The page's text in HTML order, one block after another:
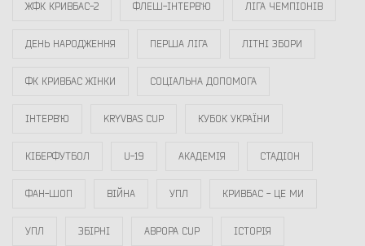
ЖФК КРИВБАС-2 ФЛЕШ-ІНТЕРВ`Ю ЛІГА ЧЕМПІОНІВ
ДЕНЬ НАРОДЖЕННЯ ПЕРША ЛІГА ЛІТНІ ЗБОРИ
ФК КРИВБАС ЖІНКИ СОЦІАЛЬНА ДОПОМОГА
ІНТЕРВ`Ю KRYVBAS CUP КУБОК УКРАЇНИ
КІБЕРФУТБОЛ U-19 АКАДЕМІЯ СТАДІОН
ФАН-ШОП ВІЙНА УПЛ КРИВБАС - ЦЕ МИ
УПЛ ЗБІРНІ АВРОРА CUP ІСТОРІЯ